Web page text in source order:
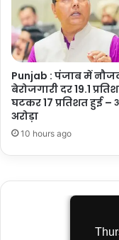
Punjab : पंजाब में
बेरोजगारी दर 19.1
घटकर 17 प्रतिशत हुई
अरोड़ा
10 hours ago